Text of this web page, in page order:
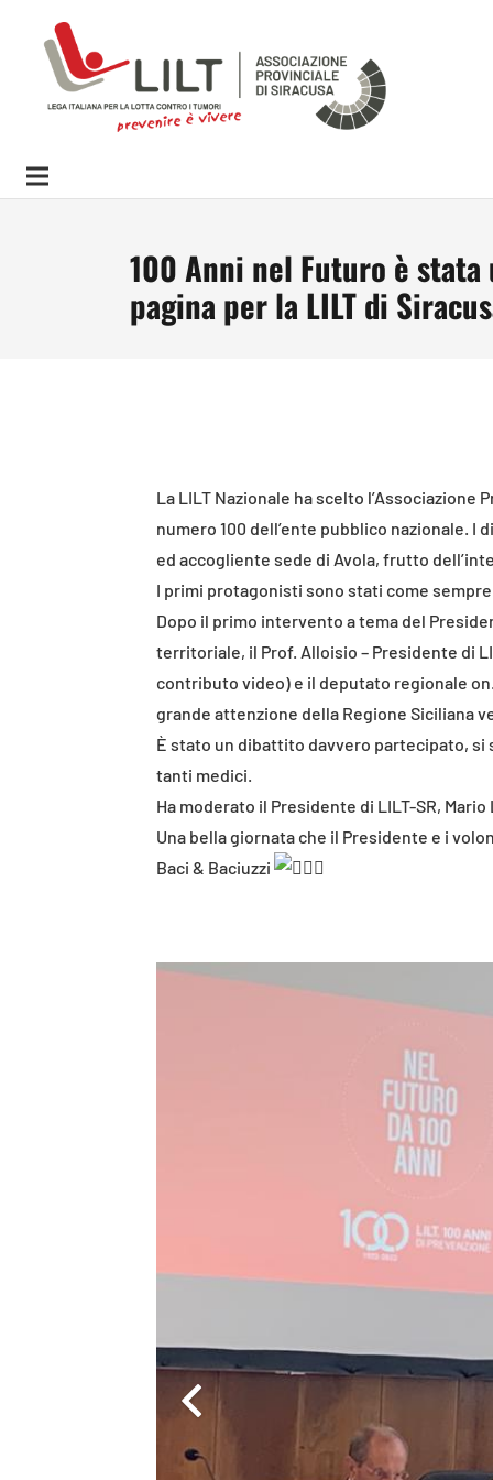
100 Anni nel Futuro è stata
pagina per la LILT di
La LILT Nazionale ha scelto
numero 100 dell’ente pubblico nazionale.
ed accogliente sede di Avola, frutto
I primi protagonisti sono stati come
Dopo il primo intervento a tema del
territoriale, il Prof. Alloisio – Presidente di
contributo video) e il deputato regionale
grande attenzione della Regione Siciliana
È stato un dibattito davvero partecipato,
tanti medici.
Ha moderato il Presidente di LILT-SR, Mario
Una bella giornata che il Presidente e i
Baci & Baciuzzi